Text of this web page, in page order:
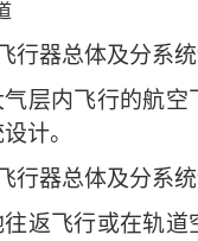
行器总体及分系
层内飞行的航
计。
行器总体及分系
返飞行或在轨